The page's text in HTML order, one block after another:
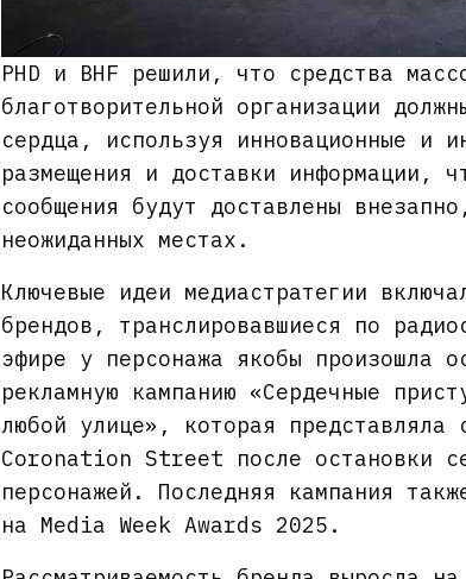
PHD и BHF решили, что средства
благотворительной организации
сердца, используя инновационные и
размещения и доставки информации,
сообщения будут доставлены
неожиданных местах.
Ключевые идеи медиастратегии
брендов, транслировавшиеся по
эфире у персонажа якобы произошла
рекламную кампанию «Сердечные
любой улице», которая представляла
Coronation Street после остановки
персонажей. Последняя кампания
на Media Week Awards 2025.